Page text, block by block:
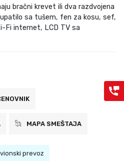
bračni krevet ili dva razdvojena
sa tušem, fen za kosu, sef,
Fi internet, LCD TV sa
MAPA SMEŠTAJA
prevoz